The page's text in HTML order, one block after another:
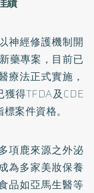
神經修護機制開
藥專案，目前已
療法正式實施，
得TFDA及CDE
案件資格。
項鹿來源之外泌
為多家美妝保養
品如亞馬生醫等